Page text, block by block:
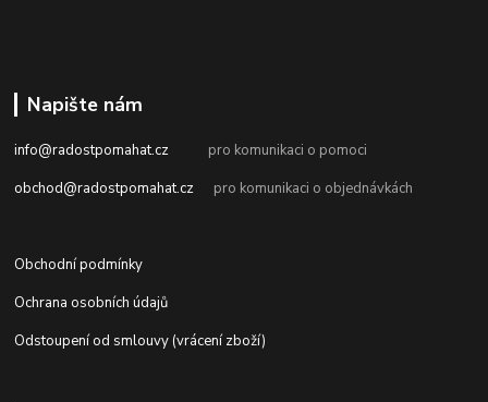
Napište nám
info@radostpomahat.cz pro komunikaci o pomoci
obchod@radostpomahat.cz pro komunikaci o objednávkách
Obchodní podmínky
Ochrana osobních údajů
Odstoupení od smlouvy (vrácení zboží)